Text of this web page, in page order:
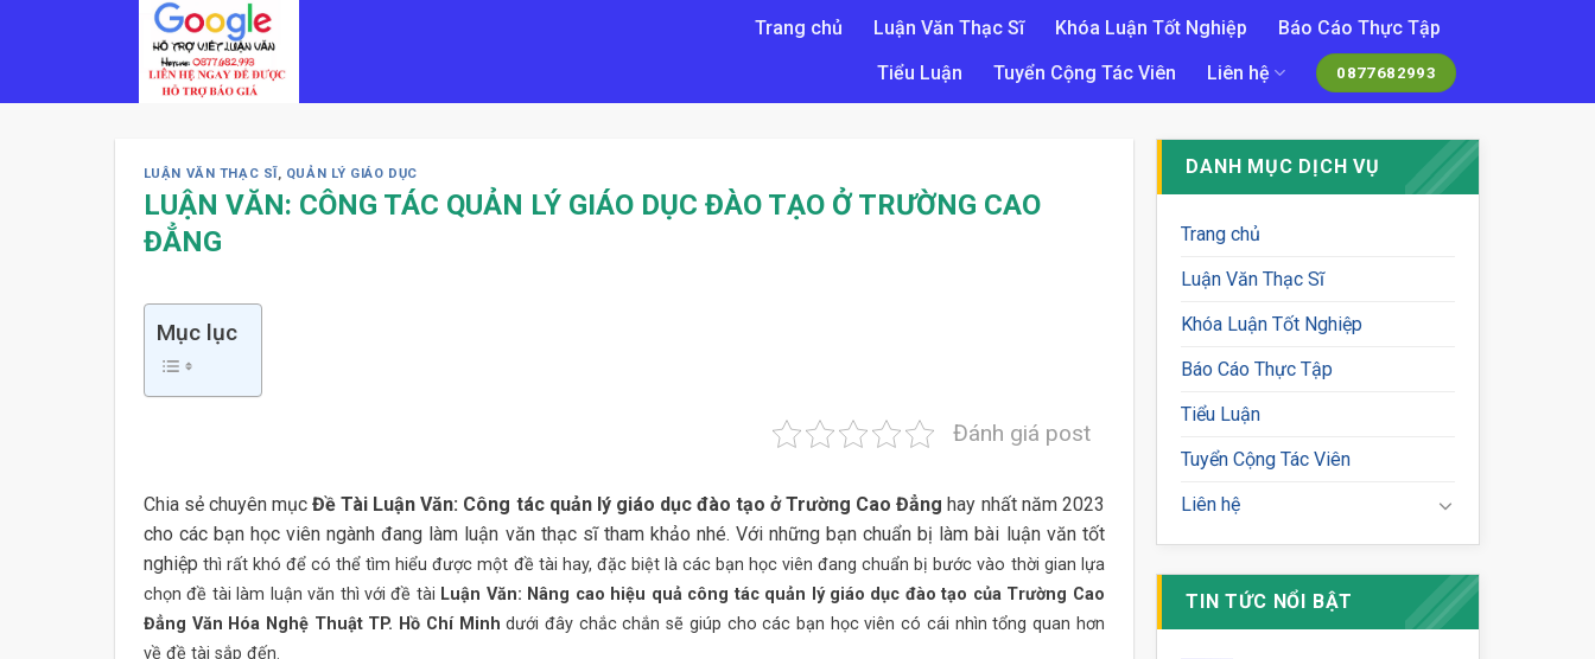
Trang chủ Luận Văn Thạc Sĩ Khóa Luận Tốt Nghiệp
Báo Cáo Thực Tập
Tiểu Luận
Tuyển Cộng Tác Viên Liên hệ 0877682993
LUẬN VĂN THẠC SĨ , QUẢN LÝ GIÁO DỤC
LUẬN VĂN: CÔNG TÁC QUẢN LÝ GIÁO DỤC ĐÀO TẠO Ở TRƯỜNG CAO
ĐẲNG
Mục lục
Đánh giá post
Chia sẻ chuyên mụcĐề Tài Luận Văn: Công tác quản lý giáo dục đào tạo ở Trường Cao Đẳng hay nhất năm 2023
cho các bạn học viên ngành đang làm luận văn thạc sĩ tham khảo nhé. Với những bạn chuẩn bị làm bài luận văn tốt
nghiệp thì rất khó để có thể tìm hiểu được một đề tài hay, đặc biệt là các bạn học viên đang chuẩn bị bước vào thời gian lựa
chọn đề tài làm luận văn thì với đề tài Luận Văn: Nâng cao hiệu quả công tác quản lý giáo dục đào tạo của Trường Cao
Đẳng Văn Hóa Nghệ Thuật TP. Hồ Chí Minhdưới đây chắc chắn sẽ giúp cho các bạn học viên có cái nhìn tổng quan hơn
về đề tài sắp đến.
DANH MỤC DỊCH VỤ
Trang chủ
Luận Văn Thạc Sĩ
Khóa Luận Tốt Nghiệp
Báo Cáo Thực Tập
Tiểu Luận
Tuyển Cộng Tác Viên
Liên hệ
TIN TỨC NỔI BẬT